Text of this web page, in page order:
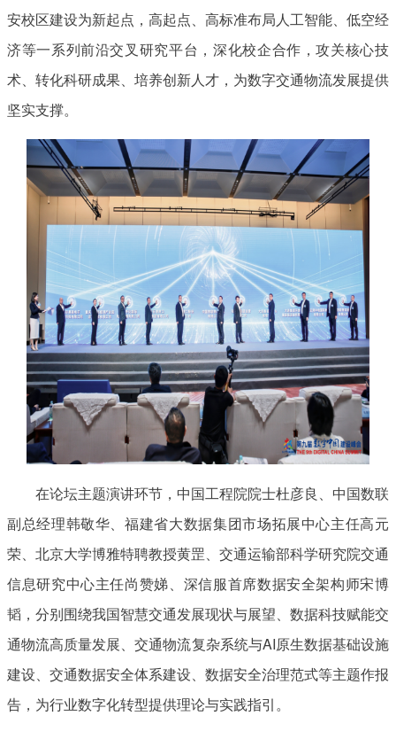
安校区建设为新起点，高起点、高标准布局人工智能、低空经
济等一系列前沿交叉研究平台，深化校企合作，攻关核心技
术、转化科研成果、培养创新人才，为数字交通物流发展提供
坚实支撑。
在论坛主题演讲环节，中国工程院院士杜彦良、中国数联
副总经理韩敬华、福建省大数据集团市场拓展中心主任高元
荣、北京大学博雅特聘教授黄罡、交通运输部科学研究院交通
信息研究中心主任尚赞娣、深信服首席数据安全架构师宋博
韬，分别围绕我国智慧交通发展现状与展望、数据科技赋能交
通物流高质量发展、交通物流复杂系统与AI原生数据基础设施
建设、交通数据安全体系建设、数据安全治理范式等主题作报
告，为行业数字化转型提供理论与实践指引。